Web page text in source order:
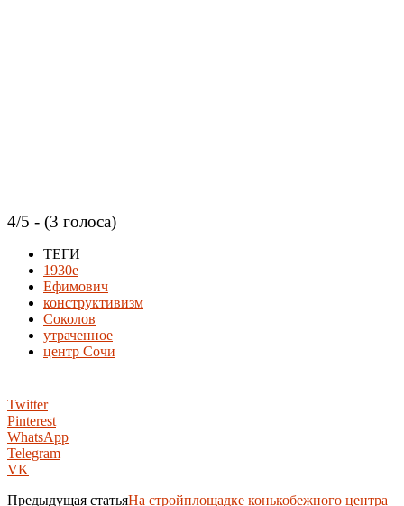
4/5 - (3 голоса)
ТЕГИ
1930е
Ефимович
конструктивизм
Соколов
утраченное
центр Сочи
Twitter
Pinterest
WhatsApp
Telegram
VK
Предыдущая статьяНа стройплощадке конькобежного центра